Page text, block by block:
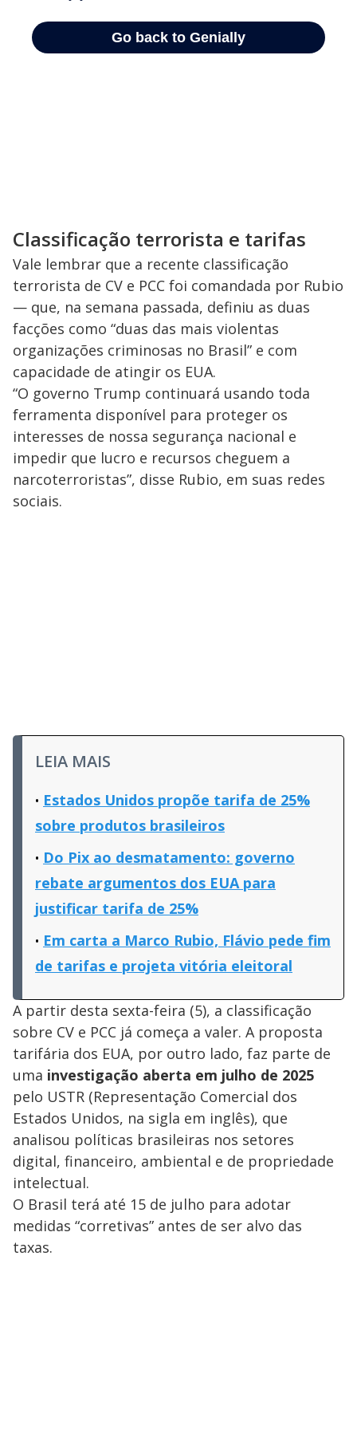
Classificação terrorista e tarifas
Vale lembrar que a recente classificação
terrorista de CV e PCC foi comandada por Rubio
— que, na semana passada, definiu as duas
facções como “duas das mais violentas
organizações criminosas no Brasil” e com
capacidade de atingir os EUA.
“O governo Trump continuará usando toda
ferramenta disponível para proteger os
interesses de nossa segurança nacional e
impedir que lucro e recursos cheguem a
narcoterroristas”, disse Rubio, em suas redes
sociais.
LEIA MAIS
Estados Unidos propõe tarifa de 25%
sobre produtos brasileiros
Do Pix ao desmatamento: governo
rebate argumentos dos EUA para
justificar tarifa de 25%
Em carta a Marco Rubio, Flávio pede fim
de tarifas e projeta vitória eleitoral
A partir desta sexta-feira (5), a classificação
sobre CV e PCC já começa a valer. A proposta
tarifária dos EUA, por outro lado, faz parte de
uma investigação aberta em julho de 2025
pelo USTR (Representação Comercial dos
Estados Unidos, na sigla em inglês), que
analisou políticas brasileiras nos setores
digital, financeiro, ambiental e de propriedade
intelectual.
O Brasil terá até 15 de julho para adotar
medidas “corretivas” antes de ser alvo das
taxas.